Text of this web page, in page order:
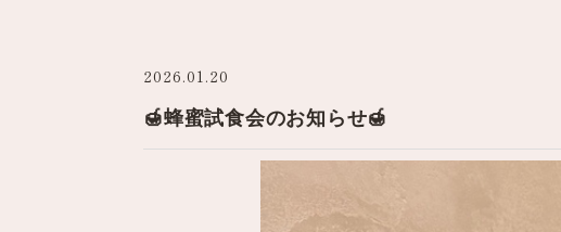
2026.01.20
🍯蜂蜜試食会のお知らせ🍯